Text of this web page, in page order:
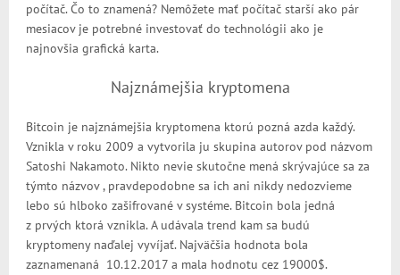
počítač. Čo to znamená? Nemôžete mať počítač starší ako pár
mesiacov je potrebné investovať do technológii ako je
najnovšia grafická karta.
Najznámejšia kryptomena
Bitcoin je najznámejšia kryptomena ktorú pozná azda každý.
Vznikla v roku 2009 a vytvorila ju skupina autorov pod názvom
Satoshi Nakamoto. Nikto nevie skutočne mená skrývajúce sa za
týmto názvov , pravdepodobne sa ich ani nikdy nedozvieme
lebo sú hlboko zašifrované v systéme. Bitcoin bola jedná
z prvých ktorá vznikla. A udávala trend kam sa budú
kryptomeny naďalej vyvíjať. Najväčšia hodnota bola
zaznamenaná 10.12.2017 a mala hodnotu cez 19000$.